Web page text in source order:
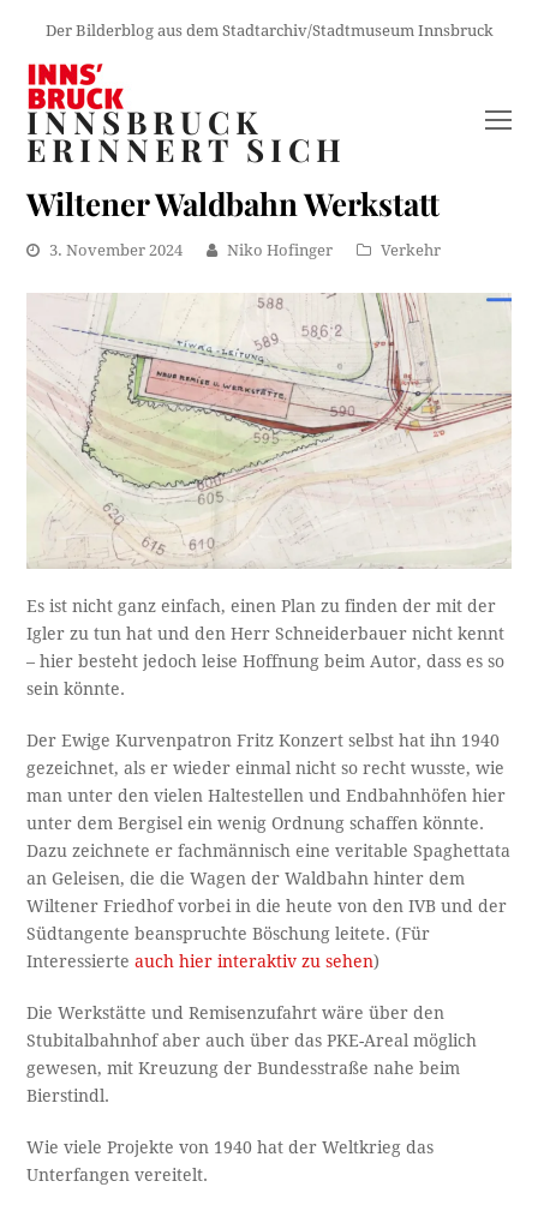
Der Bilderblog aus dem Stadtarchiv/Stadtmuseum Innsbruck
INNSBRUCK
ERINNERT SICH
Wiltener Waldbahn Werkstatt
3. November 2024 Niko Hofinger Verkehr
Es ist nicht ganz einfach, einen Plan zu finden der mit der
Igler zu tun hat und den Herr Schneiderbauer nicht kennt
– hier besteht jedoch leise Hoffnung beim Autor, dass es so
sein könnte.
Der Ewige Kurvenpatron Fritz Konzert selbst hat ihn 1940
gezeichnet, als er wieder einmal nicht so recht wusste, wie
man unter den vielen Haltestellen und Endbahnhöfen hier
unter dem Bergisel ein wenig Ordnung schaffen könnte.
Dazu zeichnete er fachmännisch eine veritable Spaghettata
an Geleisen, die die Wagen der Waldbahn hinter dem
Wiltener Friedhof vorbei in die heute von den IVB und der
Südtangente beanspruchte Böschung leitete. (Für
Interessierteauch hier interaktiv zu sehen)
Die Werkstätte und Remisenzufahrt wäre über den
Stubitalbahnhof aber auch über das PKE-Areal möglich
gewesen, mit Kreuzung der Bundesstraße nahe beim
Bierstindl.
Wie viele Projekte von 1940 hat der Weltkrieg das
Unterfangen vereitelt.